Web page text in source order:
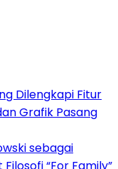
Dilengkapi Fitur
Grafik Pasang
sebagai
“For Family”